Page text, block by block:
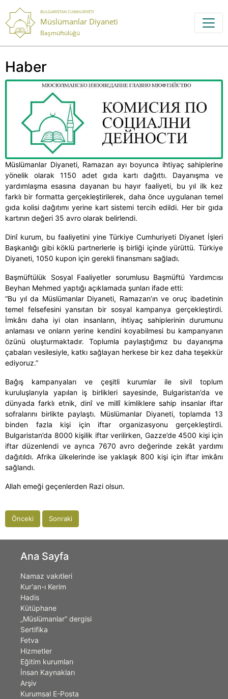
BULGARISTAN CUMHURIYETI
Müslümanlar Diyaneti
Başmüftülüğü
Haber
Müslümanlar Diyaneti, Ramazan ayı boyunca ihtiyaç sahiplerine
yönelik olarak 1150 adet gıda kartı dağıttı. Dayanışma ve
yardımlaşma esasına dayanan bu hayır faaliyeti, bu yıl ilk kez
farklı bir formatta gerçekleştirilerek, daha önce uygulanan temel
gıda kolisi dağıtımı yerine kart sistemi tercih edildi. Her bir gıda
kartının değeri 35 avro olarak belirlendi.
Dinî kurum, bu faaliyetini yine Türkiye Cumhuriyeti Diyanet İşleri
Başkanlığı gibi köklü partnerlerle iş birliği içinde yürüttü. Türkiye
Diyaneti, 1050 kupon için gerekli finansmanı sağladı.
Başmüftülük Sosyal Faaliyetler sorumlusu Başmüftü Yardımcısı
Beyhan Mehmed yaptığı açıklamada şunları ifade etti:
“Bu yıl da Müslümanlar Diyaneti, Ramazan’ın ve oruç ibadetinin
temel felsefesini yansıtan bir sosyal kampanya gerçekleştirdi.
İmkânı daha iyi olan insanların, ihtiyaç sahiplerinin durumunu
anlaması ve onların yerine kendini koyabilmesi bu kampanyanın
özünü oluşturmaktadır. Toplumla paylaştığımız bu dayanışma
çabaları vesilesiyle, katkı sağlayan herkese bir kez daha teşekkür
ediyoruz.”
Bağış kampanyaları ve çeşitli kurumlar ile sivil toplum
kuruluşlarıyla yapılan iş birlikleri sayesinde, Bulgaristan’da ve
dünyada farklı etnik, dinî ve millî kimliklere sahip insanlar iftar
sofralarını birlikte paylaştı. Müslümanlar Diyaneti, toplamda 13
binden fazla kişi için iftar organizasyonu gerçekleştirdi.
Bulgaristan’da 8000 kişilik iftar verilirken, Gazze’de 4500 kişi için
iftar düzenlendi ve ayrıca 7670 avro değerinde zekât yardımı
dağıtıldı. Afrika ülkelerinde ise yaklaşık 800 kişi için iftar imkânı
sağlandı.
Allah emeği geçenlerden Razi olsun.
Önceki Sonraki
Ana Sayfa
Namaz vakıtleri
Kur'an-ı Kerim
Hadis
Kütüphane
„Müslümanlar” dergisi
Sertifika
Fetva
Hizmetler
Eğitim kurumları
İnsan Kaynakları
Arşiv
Kurumsal E-Posta